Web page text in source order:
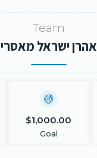
Team
אהרן ישראל מאסרי
$1,000.00
Goal